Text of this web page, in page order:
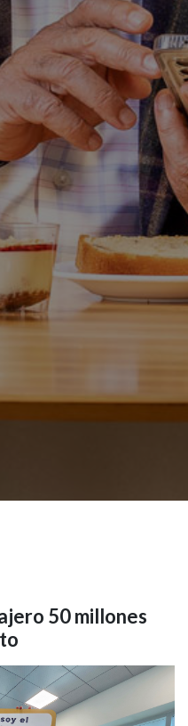
50 millones